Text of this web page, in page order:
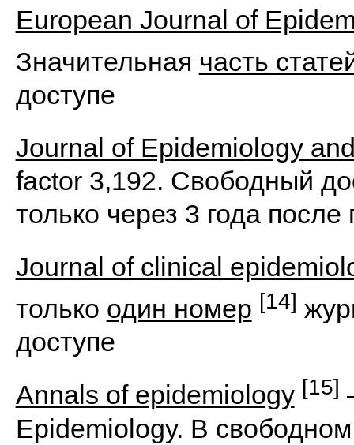
European Journal of
Значительная часть
доступе
Journal of Epidemiology
factor 3,192. Свободный
только через 3 года после
Journal of clinical
только один номер [14]
доступе
Annals of epidemiology [15]
Epidemiology. В